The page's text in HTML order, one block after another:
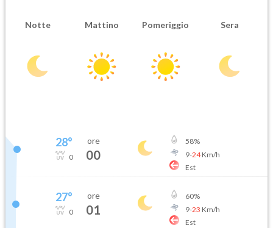
Notte Mattino Pomeriggio Sera
28°
0
ore
00
58%
9-24Km/h
Est
27°
0
ore
01
60%
9-23 Km/h
Est